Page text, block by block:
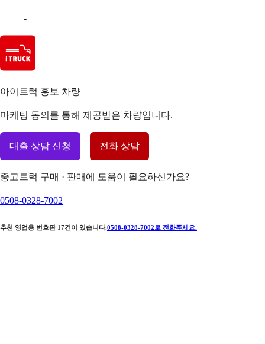
-
아이트럭 홍보 차량
마케팅 동의를 통해 제공받은 차량입니다.
대출 상담 신청 전화 상담
중고트럭 구매 · 판매에 도움이 필요하신가요?
0508-0328-7002
추천 영업용 번호판 17건이 있습니다.0508-0328-7002 로 전화주세요.